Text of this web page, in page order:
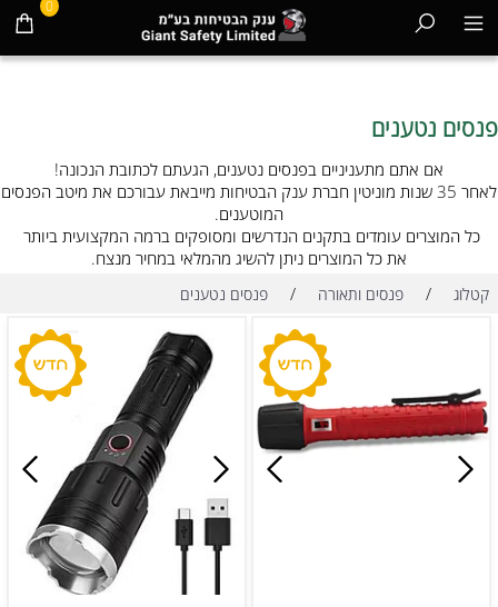
0
פנסים נטענים
אם אתם מתעניניים בפנסים נטענים, הגעתם לכתובת הנכונה!
לאחר 35 שנות מוניטין חברת ענק הבטיחות מייבאת עבורכם את מיטב הפנסים
המוטענים.
כל המוצרים עומדים בתקנים הנדרשים ומסופקים ברמה המקצועית ביותר
את כל המוצרים ניתן להשיג מהמלאי במחיר מנצח.
קטלוג / פנסים ותאורה / פנסים נטענים